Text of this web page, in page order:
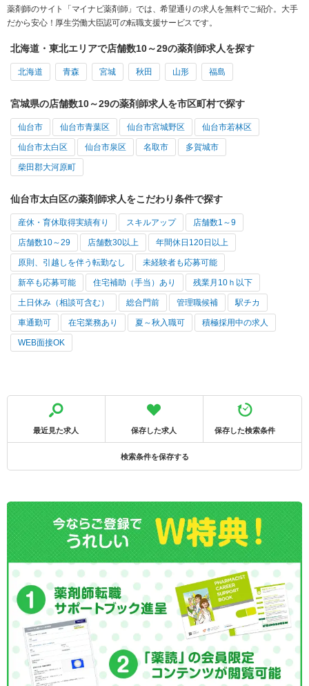
薬剤師のサイト「マイナビ薬剤師」では、希望通りの求人を無料でご紹介。大手
だから安心！厚生労働大臣認可の転職支援サービスです。
北海道・東北エリアで店舗数10～29の薬剤師求人を探す
北海道 青森 宮城 秋田 山形 福島
宮城県の店舗数10～29の薬剤師求人を市区町村で探す
仙台市 仙台市青葉区 仙台市宮城野区 仙台市若林区
仙台市太白区 仙台市泉区 名取市 多賀城市
柴田郡大河原町
仙台市太白区の薬剤師求人をこだわり条件で探す
産休・育休取得実績有り スキルアップ 店舗数1～9
店舗数10～29 店舗数30以上 年間休日120日以上
原則、引越しを伴う転勤なし 未経験者も応募可能
新卒も応募可能 住宅補助（手当）あり 残業月10ｈ以下
土日休み（相談可含む） 総合門前 管理職候補 駅チカ
車通勤可 在宅業務あり 夏～秋入職可 積極採用中の求人
WEB面接OK
最近見た求人 保存した求人 保存した検索条件
検索条件を保存する